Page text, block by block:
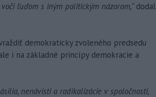
ľuďom s iným politickým názorom,“ dodal
demokraticky zvoleného predsedu
i na základné princípy demokracie a
nenávisti a radikalizácie v spoločnosti,